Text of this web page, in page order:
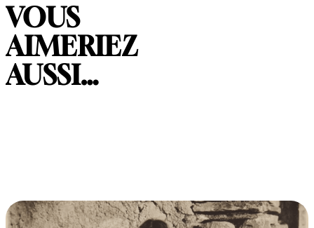
VOUS
AIMERIEZ
AUSSI…